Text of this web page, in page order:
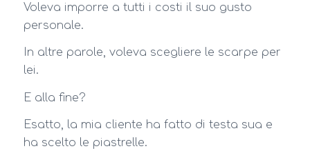
Voleva imporre a tutti i costi il suo gusto
personale.
In altre parole, voleva scegliere le scarpe per
lei.
E alla fine?
Esatto, la mia cliente ha fatto di testa sua e
ha scelto le piastrelle.